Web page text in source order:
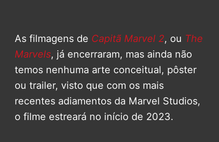
As filmagens de Capitã Marvel 2, ou The
Marvels, já encerraram, mas ainda não
temos nenhuma arte conceitual, pôster
ou trailer, visto que com os mais
recentes adiamentos da Marvel Studios,
o filme estreará no início de 2023.